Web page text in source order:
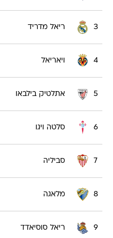
3 ריאל מדריד
4 ויאריאל
5 אתלטיק בילבאו
6 סלטה ויגו
7 סביליה
8 מלאגה
9 ריאל סוסיאדד